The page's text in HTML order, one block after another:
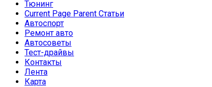
Тюнинг
Current Page Parent Статьи
Автоспорт
Ремонт авто
Автосоветы
Тест-драйвы
Контакты
Лента
Карта